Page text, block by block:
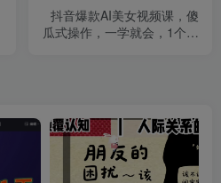
抖音爆款AI美女视频课，傻
瓜式操作，一学就会，1个小